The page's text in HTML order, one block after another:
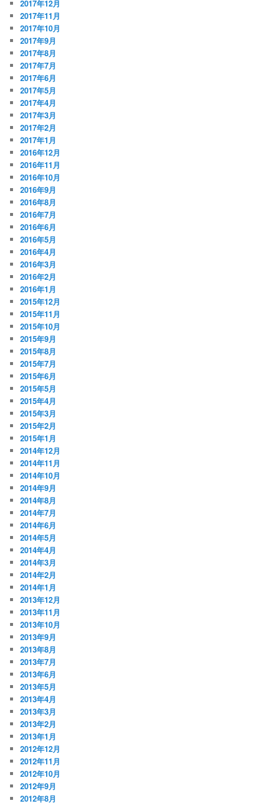
2017年12月
2017年11月
2017年10月
2017年9月
2017年8月
2017年7月
2017年6月
2017年5月
2017年4月
2017年3月
2017年2月
2017年1月
2016年12月
2016年11月
2016年10月
2016年9月
2016年8月
2016年7月
2016年6月
2016年5月
2016年4月
2016年3月
2016年2月
2016年1月
2015年12月
2015年11月
2015年10月
2015年9月
2015年8月
2015年7月
2015年6月
2015年5月
2015年4月
2015年3月
2015年2月
2015年1月
2014年12月
2014年11月
2014年10月
2014年9月
2014年8月
2014年7月
2014年6月
2014年5月
2014年4月
2014年3月
2014年2月
2014年1月
2013年12月
2013年11月
2013年10月
2013年9月
2013年8月
2013年7月
2013年6月
2013年5月
2013年4月
2013年3月
2013年2月
2013年1月
2012年12月
2012年11月
2012年10月
2012年9月
2012年8月